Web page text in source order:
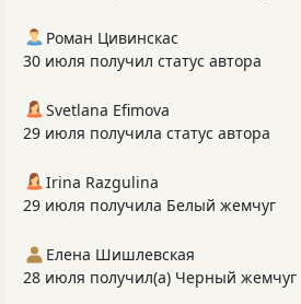
Роман Цивинскас
30 июля получил статус автора
Svetlana Efimova
29 июля получила статус автора
Irina Razgulina
29 июля получила Белый жемчуг
Елена Шишлевская
28 июля получил(а) Черный жемчуг